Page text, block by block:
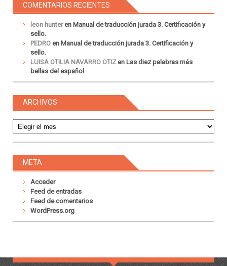
COMENTARIOS RECIENTES
leon hunteren Manual de traducción jurada 3. Certificación y
sello.
PEDRO en Manual de traducción jurada 3. Certificación y
sello.
LUISA OTILIA NAVARRO OTIZ en Las diez palabras más
bellas del español
ARCHIVOS
META
Acceder
Feed de entradas
Feed de comentarios
WordPress.org